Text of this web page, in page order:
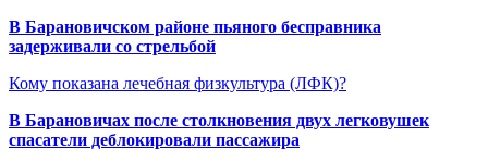
В Барановичском районе пьяного бесправника
задерживали со стрельбой
Кому показана лечебная физкультура (ЛФК)?
В Барановичах после столкновения двух легковушек
спасатели деблокировали пассажира